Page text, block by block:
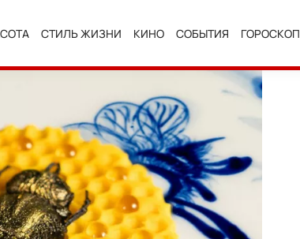
СТИЛЬ ЖИЗНИ КИНО СОБЫТИЯ ГОРОСКОП